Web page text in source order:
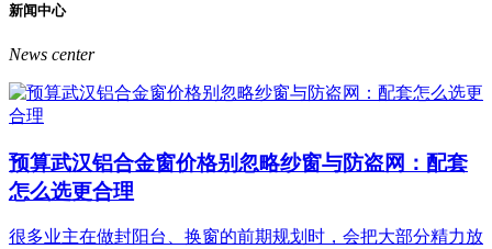
新闻中心
News center
预算武汉铝合金窗价格别忽略纱窗与防盗网：配套
怎么选更合理
很多业主在做封阳台、换窗的前期规划时，会把大部分精力放